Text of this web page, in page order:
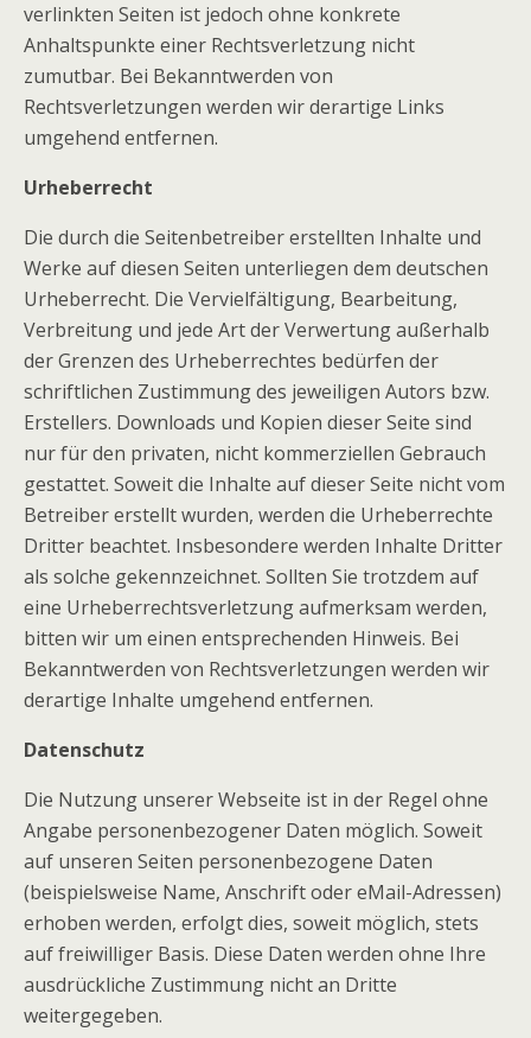
verlinkten Seiten ist jedoch ohne konkrete
Anhaltspunkte einer Rechtsverletzung nicht
zumutbar. Bei Bekanntwerden von
Rechtsverletzungen werden wir derartige Links
umgehend entfernen.
Urheberrecht
Die durch die Seitenbetreiber erstellten Inhalte und
Werke auf diesen Seiten unterliegen dem deutschen
Urheberrecht. Die Vervielfältigung, Bearbeitung,
Verbreitung und jede Art der Verwertung außerhalb
der Grenzen des Urheberrechtes bedürfen der
schriftlichen Zustimmung des jeweiligen Autors bzw.
Erstellers. Downloads und Kopien dieser Seite sind
nur für den privaten, nicht kommerziellen Gebrauch
gestattet. Soweit die Inhalte auf dieser Seite nicht vom
Betreiber erstellt wurden, werden die Urheberrechte
Dritter beachtet. Insbesondere werden Inhalte Dritter
als solche gekennzeichnet. Sollten Sie trotzdem auf
eine Urheberrechtsverletzung aufmerksam werden,
bitten wir um einen entsprechenden Hinweis. Bei
Bekanntwerden von Rechtsverletzungen werden wir
derartige Inhalte umgehend entfernen.
Datenschutz
Die Nutzung unserer Webseite ist in der Regel ohne
Angabe personenbezogener Daten möglich. Soweit
auf unseren Seiten personenbezogene Daten
(beispielsweise Name, Anschrift oder eMail-Adressen)
erhoben werden, erfolgt dies, soweit möglich, stets
auf freiwilliger Basis. Diese Daten werden ohne Ihre
ausdrückliche Zustimmung nicht an Dritte
weitergegeben.